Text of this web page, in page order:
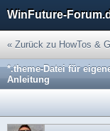
WinFuture-
« Zurück zu HowTos &
*.theme-Datei für
Anleitung